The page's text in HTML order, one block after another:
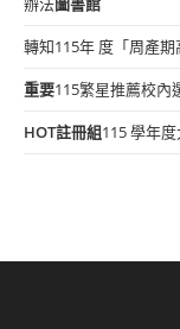
轉知115年 度「周產期
重要115繁星推薦校內
HOT註冊組115 學年